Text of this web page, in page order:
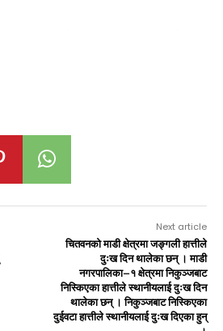
Next article
चितवनको माडी क्षेत्रमा जङ्गली हात्तीले
दुःख दिन थालेका छन् । माडी
नगरपालिका–१ क्षेत्रमा निकुञ्जबाट
निस्किएका हात्तीले स्थानीयलाई दुःख दिन
थालेका छन् । निकुञ्जबाट निस्किएका
दुईवटा हात्तीले स्थानीयलाई दुःख दिएका हुन्